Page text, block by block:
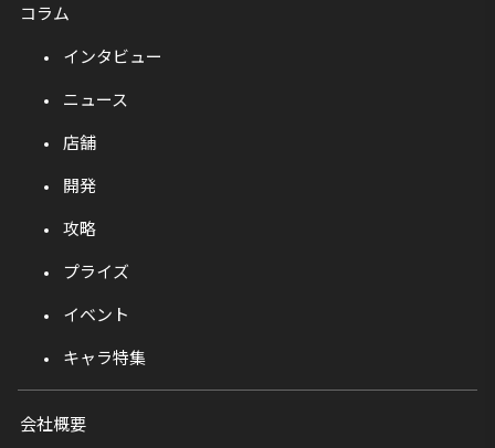
コラム
インタビュー
ニュース
店舗
開発
攻略
プライズ
イベント
キャラ特集
会社概要